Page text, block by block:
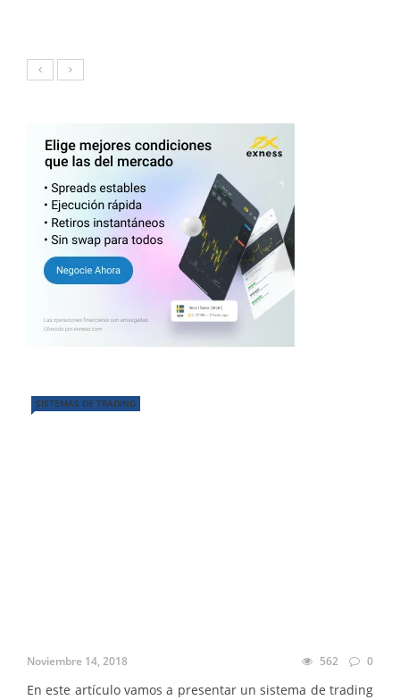
SISTEMAS DE TRADING
Noviembre 14, 2018 562 0
En este artículo vamos a presentar un sistema de trading